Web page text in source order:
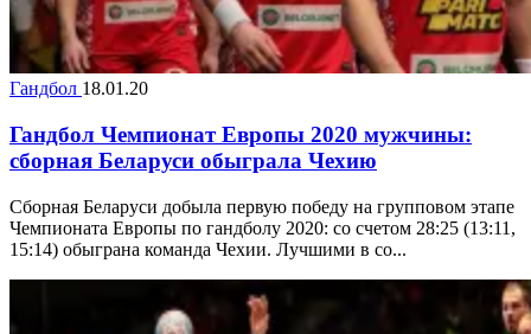
Гандбол 18.01.20
Гандбол Чемпионат Европы 2020 мужчины:
сборная Беларуси обыграла Чехию
Сборная Беларуси добыла первую победу на групповом этапе
Чемпионата Европы по гандболу 2020: со счетом 28:25 (13:11,
15:14) обыграна команда Чехии. Лучшими в со...